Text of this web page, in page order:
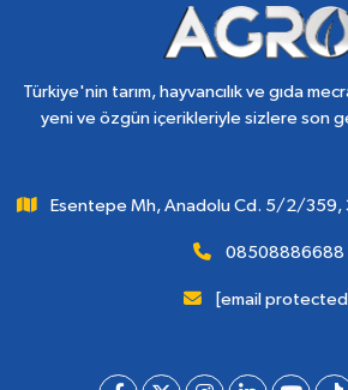
Türkiye'nin tarım, hayvancılık ve gıda
yeni ve özgün içerikleriyle sizlere son
Esentepe Mh, Anadolu Cd. 5/2/359,
08508886688
[email